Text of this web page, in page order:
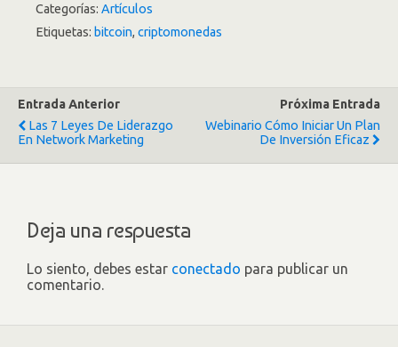
Categorías: Artículos
Etiquetas: bitcoin, criptomonedas
Entrada Anterior
Las 7 Leyes De Liderazgo
En Network Marketing
Próxima Entrada
Webinario Cómo Iniciar Un Plan
De Inversión Eficaz
Deja una respuesta
Lo siento, debes estar conectado para publicar un
comentario.